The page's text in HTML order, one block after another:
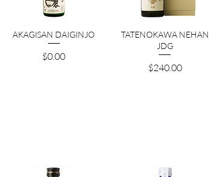
クイックビュー
AKAGISAN DAIGINJO
価格
$0.00
クイックビュー
TATENOKAWA NEHAN
JDG
価格
$240.00